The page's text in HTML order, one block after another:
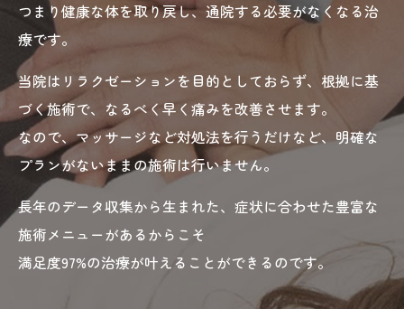
つまり健康な体を取り戻し、通院する必要がなくなる治
療です。
当院はリラクゼーションを目的としておらず、根拠に基
づく施術で、なるべく早く痛みを改善させます。
なので、マッサージなど対処法を行うだけなど、明確な
プランがないままの施術は行いません。
長年のデータ収集から生まれた、症状に合わせた豊富な
施術メニューがあるからこそ
満足度97%の治療が叶えることができるのです。